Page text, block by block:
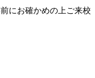
にお確かめの上ご来校